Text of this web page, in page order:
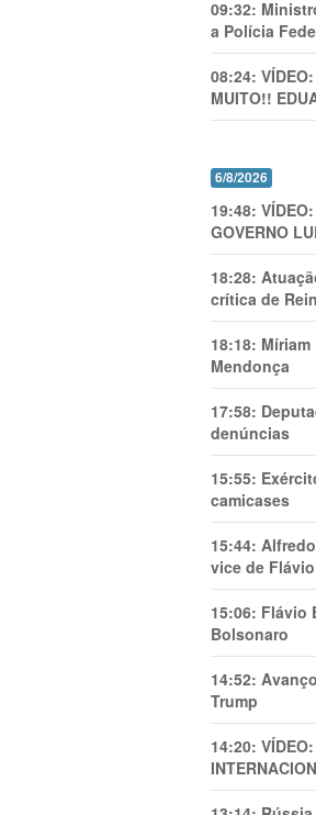
09:32:
a Polícia
08:24:
MUITO!!
6/8/2026
19:48:
GOVERNO
18:28:
crítica de
18:18:
Mendonça
17:58:
denúncias
15:55:
camicases
15:44:
vice de
15:06: Flávio
Bolsonaro
14:52:
Trump
14:20: